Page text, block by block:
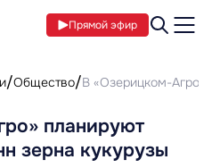
Прямой эфир
Общество В «Озерицком-Агро»
планируют
зерна кукурузы